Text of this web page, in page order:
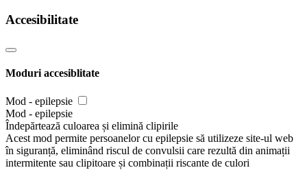
Accesibilitate
Moduri accesiblitate
Mod - epilepsie
Mod - epilepsie
Îndepărtează culoarea și elimină clipirile
Acest mod permite persoanelor cu epilepsie să utilizeze site-ul web
în siguranță, eliminând riscul de convulsii care rezultă din animații
intermitente sau clipitoare și combinații riscante de culori